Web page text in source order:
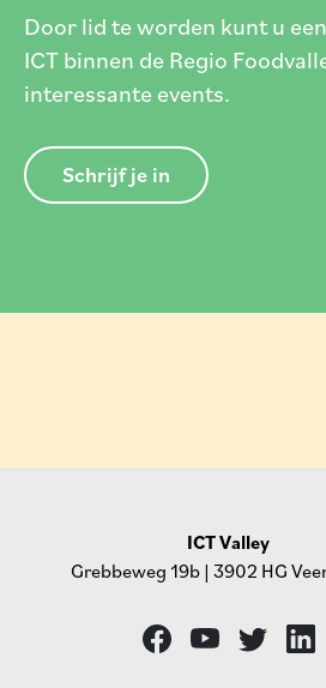
Door lid te worden kunt u
ICT binnen de Regio
interessante events.
Schrijf je in
ICT Valley
Grebbeweg 19b | 3902 HG